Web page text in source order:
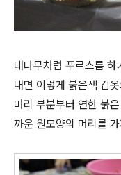
대나무처럼 푸르스름
내면 이렇게 붉은색 갑
머리 부분부터 연한 붉
까운 원모양의 머리를